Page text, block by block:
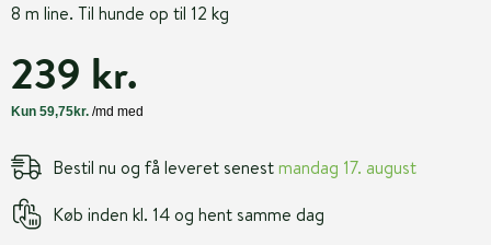
8 m line. Til hunde op til 12 kg
239 kr.
Bestil nu og få leveret senestmandag 17. august
Køb inden kl. 14 og hent samme dag